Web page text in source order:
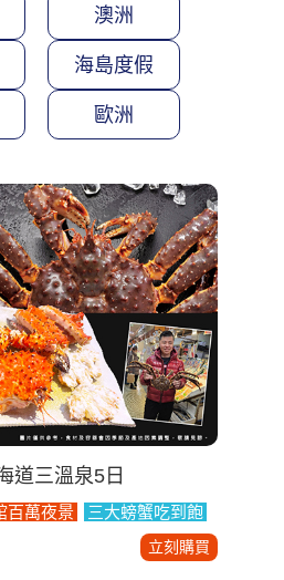
澳洲
海島度假
歐洲
道三溫泉5日
百萬夜景 三大螃蟹吃到飽
立刻購買